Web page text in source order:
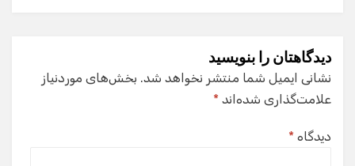
دیدگاهتان را بنویسید
نشانی ایمیل شما منتشر نخواهد شد. بخش‌های موردنیاز
علامت‌گذاری شده‌اند *
دیدگاه *